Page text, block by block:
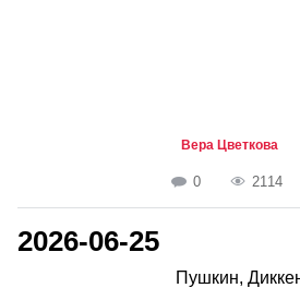
Вера Цветкова
0 2114
2026-06-25
Пушкин,